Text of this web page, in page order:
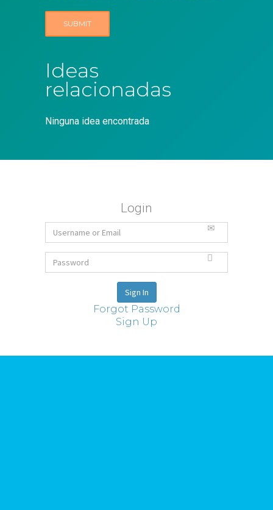
Ideas
relacionadas
Ninguna idea encontrada
Login
Forgot Password
Sign Up